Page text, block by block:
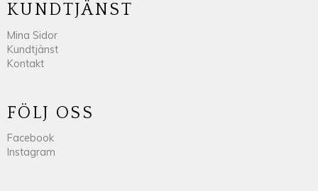
KUNDTJÄNST
Mina Sidor
Kundtjänst
Kontakt
FÖLJ OSS
Facebook
Instagram